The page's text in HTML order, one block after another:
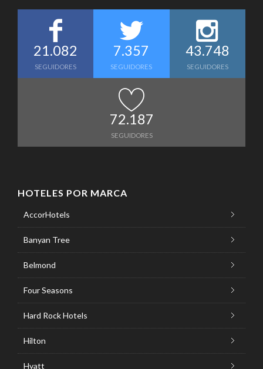
21.082
SEGUIDORES
7.357
SEGUIDORES
43.748
SEGUIDORES
72.187
SEGUIDORES
HOTELES POR MARCA
AccorHotels
Banyan Tree
Belmond
Four Seasons
Hard Rock Hotels
Hilton
Hyatt